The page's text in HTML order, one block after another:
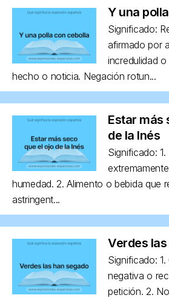
Y una
Significado:
afirmado por
incredulidad
hecho o noticia. Negación rotun...
Estar más
de la Inés
Significado:
humedad. 2. Alimento o bebida que
astringent...
Verdes
Significado:
negativa o
petición. 2.